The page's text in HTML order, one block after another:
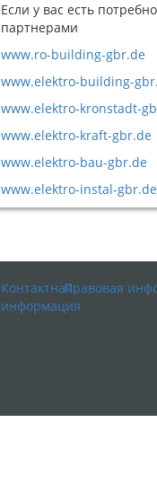
Если у вас есть
партнерами
www.ro-building-gbr.de
www.elektro-building-
www.elektro-kronstadt-
www.elektro-kraft-gbr.de
www.elektro-bau-gbr.de
www.elektro-instal-gbr.de
Контактная
информация
Правовая